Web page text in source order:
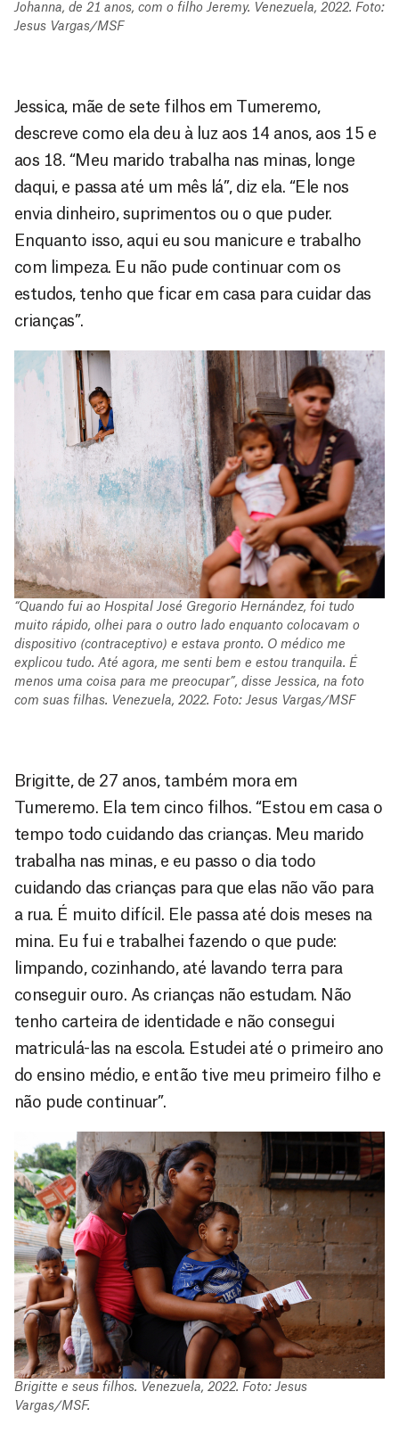
Johanna, de 21 anos, com o filho Jeremy. Venezuela, 2022. Foto:
Jesus Vargas/MSF
Jessica, mãe de sete filhos em Tumeremo,
descreve como ela deu à luz aos 14 anos, aos 15 e
aos 18. “Meu marido trabalha nas minas, longe
daqui, e passa até um mês lá”, diz ela. “Ele nos
envia dinheiro, suprimentos ou o que puder.
Enquanto isso, aqui eu sou manicure e trabalho
com limpeza. Eu não pude continuar com os
estudos, tenho que ficar em casa para cuidar das
crianças”.
“Quando fui ao Hospital José Gregorio Hernández, foi tudo
muito rápido, olhei para o outro lado enquanto colocavam o
dispositivo (contraceptivo) e estava pronto. O médico me
explicou tudo. Até agora, me senti bem e estou tranquila. É
menos uma coisa para me preocupar”, disse Jessica, na foto
com suas filhas. Venezuela, 2022. Foto: Jesus Vargas/MSF
Brigitte, de 27 anos, também mora em
Tumeremo. Ela tem cinco filhos. “Estou em casa o
tempo todo cuidando das crianças. Meu marido
trabalha nas minas, e eu passo o dia todo
cuidando das crianças para que elas não vão para
a rua. É muito difícil. Ele passa até dois meses na
mina. Eu fui e trabalhei fazendo o que pude:
limpando, cozinhando, até lavando terra para
conseguir ouro. As crianças não estudam. Não
tenho carteira de identidade e não consegui
matriculá-las na escola. Estudei até o primeiro ano
do ensino médio, e então tive meu primeiro filho e
não pude continuar”.
Brigitte e seus filhos. Venezuela, 2022. Foto: Jesus
Vargas/MSF.